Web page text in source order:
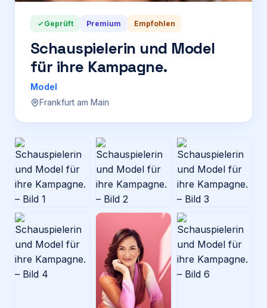
Für Firmen
Geprüft Premium Empfohlen
Schauspielerin und Model
für ihre Kampagne.
Model
Frankfurt am Main